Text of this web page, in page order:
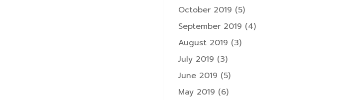
October 2019 (5)
September 2019 (4)
August 2019 (3)
July 2019 (3)
June 2019 (5)
May 2019 (6)